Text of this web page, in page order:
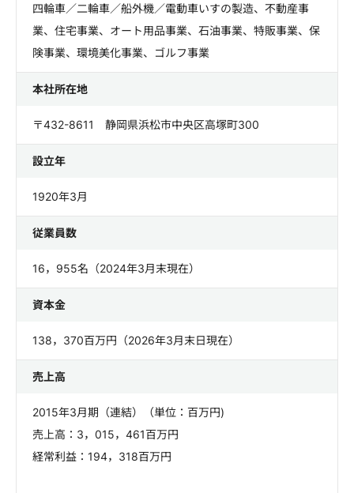
四輪車／二輪車／船外機／電動車いすの製造、不動産事
業、住宅事業、オート用品事業、石油事業、特販事業、保
険事業、環境美化事業、ゴルフ事業
本社所在地
〒432-8611 静岡県浜松市中央区高塚町300
設立年
1920年3月
従業員数
16，955名（2024年3月末現在）
資本金
138，370百万円（2026年3月末日現在）
売上高
2015年3月期（連結）（単位：百万円)
売上高：3，015，461百万円
経常利益：194，318百万円